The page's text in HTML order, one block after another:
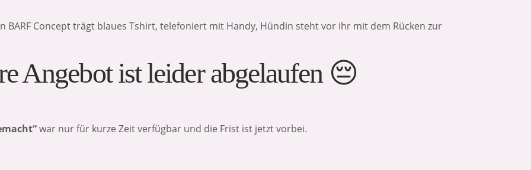
Angebot ist leider abgelaufen 😔
war nur für kurze Zeit verfügbar und die Frist ist jetzt vorbei.